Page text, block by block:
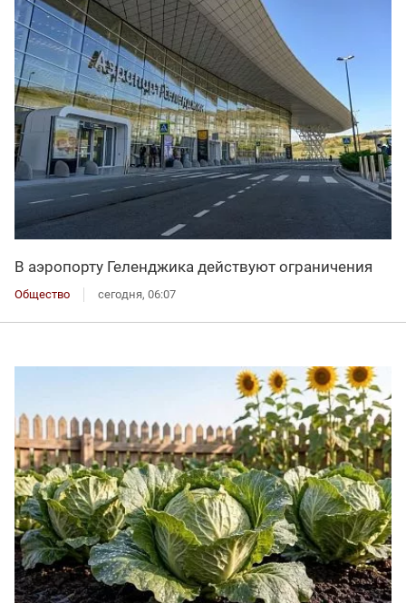
В аэропорту Геленджика действуют ограничения
Общество сегодня, 06:07